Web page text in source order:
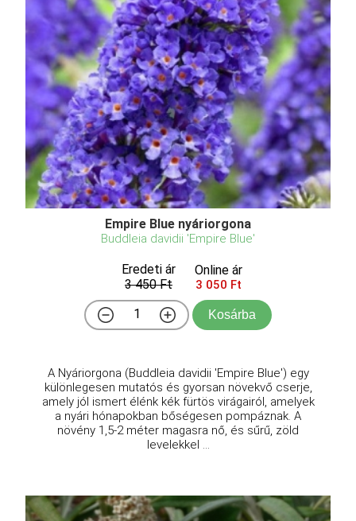
Empire Blue nyáriorgona
Buddleia davidii 'Empire Blue'
Eredeti ár
3 450 Ft
Online ár
3 050 Ft
Kosárba
A Nyáriorgona (Buddleia davidii 'Empire Blue') egy
különlegesen mutatós és gyorsan növekvő cserje,
amely jól ismert élénk kék fürtös virágairól, amelyek
a nyári hónapokban bőségesen pompáznak. A
növény 1,5-2 méter magasra nő, és sűrű, zöld
levelekkel ...